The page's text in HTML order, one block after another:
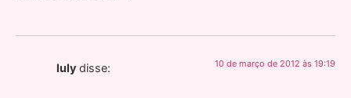
luly disse: 10 de março de 2012 às 19:19